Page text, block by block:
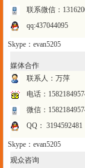
联系微信：
qq:437044095
Skype：evan5205
媒体合作
联系人：万萍
电话：
微信：
QQ： 3194592481
Skype：evan5205
观众咨询